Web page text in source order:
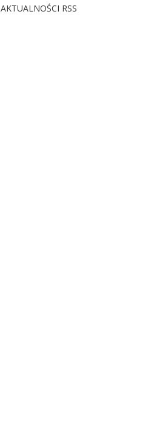
AKTUALNOŚCI RSS